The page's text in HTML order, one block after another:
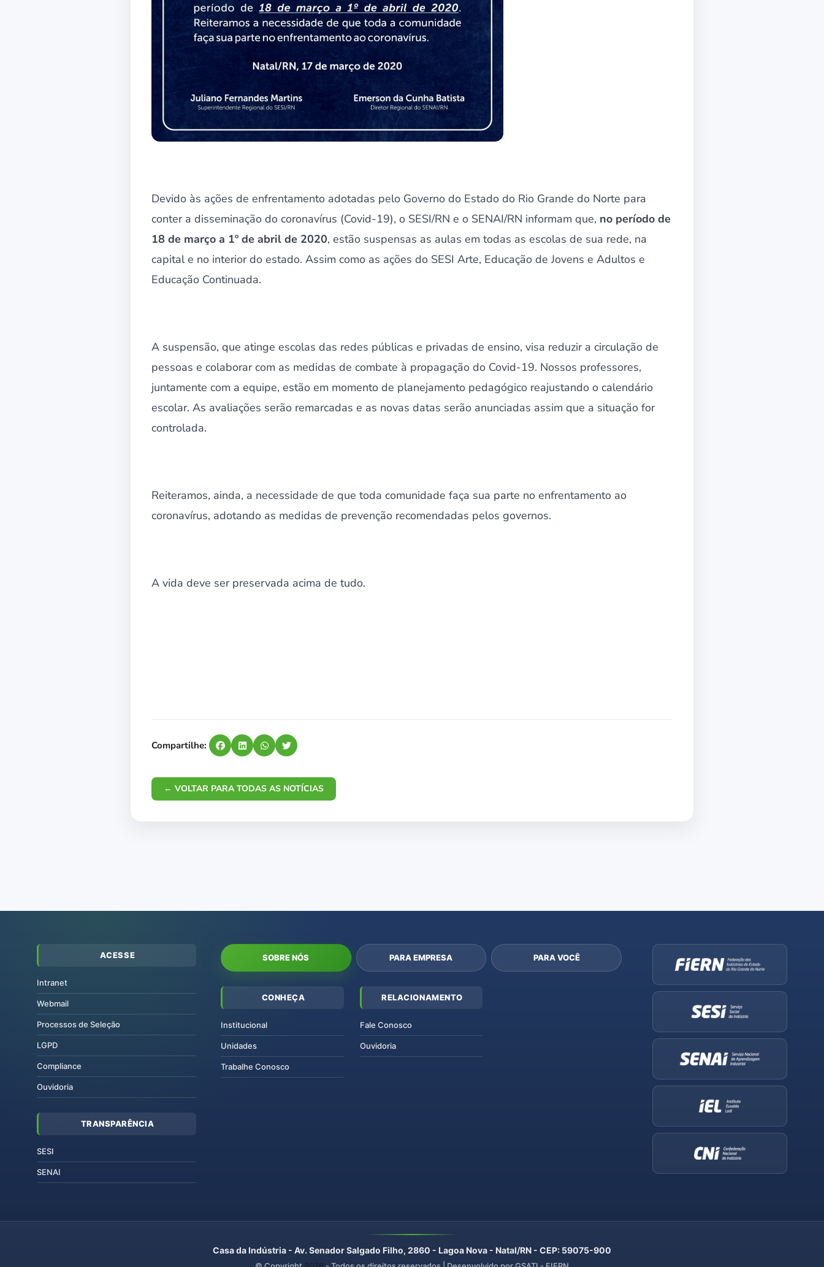
Devido às ações de enfrentamento adotadas pelo Governo do Estado do Rio Grande do Norte para
conter a disseminação do coronavírus (Covid-19), o SESI/RN e o SENAI/RN informam que, no período de
18 de março a 1º de abril de 2020, estão suspensas as aulas em todas as escolas de sua rede, na
capital e no interior do estado. Assim como as ações do SESI Arte, Educação de Jovens e Adultos e
Educação Continuada.
A suspensão, que atinge escolas das redes públicas e privadas de ensino, visa reduzir a circulação de
pessoas e colaborar com as medidas de combate à propagação do Covid-19. Nossos professores,
juntamente com a equipe, estão em momento de planejamento pedagógico reajustando o calendário
escolar. As avaliações serão remarcadas e as novas datas serão anunciadas assim que a situação for
controlada.
Reiteramos, ainda, a necessidade de que toda comunidade faça sua parte no enfrentamento ao
coronavírus, adotando as medidas de prevenção recomendadas pelos governos.
A vida deve ser preservada acima de tudo.
Compartilhe:
← VOLTAR PARA TODAS AS NOTÍCIAS
ACESSE
Intranet
Webmail
Processos de Seleção
LGPD
Compliance
Ouvidoria
TRANSPARÊNCIA
SESI
SENAI
SOBRE NÓS PARA EMPRESA PARA VOCÊ
CONHEÇA
Institucional
Unidades
Trabalhe Conosco
RELACIONAMENTO
Fale Conosco
Ouvidoria
Casa da Indústria - Av. Senador Salgado Filho, 2860 - Lagoa Nova - Natal/RN - CEP: 59075-900